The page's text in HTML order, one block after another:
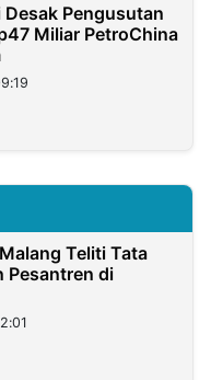
Desak Pengusutan
Miliar PetroChina
Teliti Tata
Pesantren di